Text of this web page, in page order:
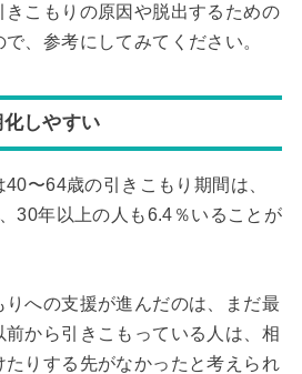
こもりの原因や脱出するための
、参考にしてみてください。
しやすい
〜64歳の引きこもり期間は、
30年以上の人も6.4％いることが
への支援が進んだのは、まだ最
から引きこもっている人は、相
りする先がなかったと考えられ